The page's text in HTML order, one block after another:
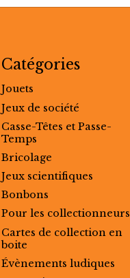
Catégories
Jouets
Jeux de société
Casse-Têtes et Passe-
Temps
Bricolage
Jeux scientifiques
Bonbons
Pour les collectionneurs
Cartes de collection en
boite
Évènements ludiques